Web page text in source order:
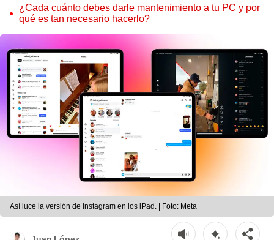
¿Cada cuánto debes darle mantenimiento a tu PC y por
qué es tan necesario hacerlo?
Así luce la versión de Instagram en los iPad. | Foto: Meta